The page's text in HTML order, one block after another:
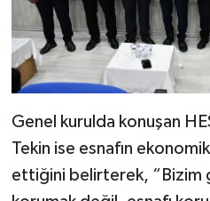
Genel kurulda konuşan
Tekin ise esnafın
ettiğini belirterek, “Bizim